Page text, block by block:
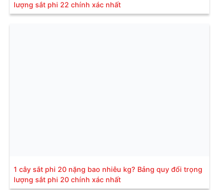
lượng sắt phi 22 chính xác nhất
1 cây sắt phi 20 nặng bao nhiêu kg? Bảng quy đổi trọng
lượng sắt phi 20 chính xác nhất